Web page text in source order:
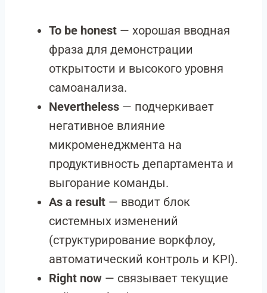
To be honest — хорошая вводная
фраза для демонстрации
открытости и высокого уровня
самоанализа.
Nevertheless — подчеркивает
негативное влияние
микроменеджмента на
продуктивность департамента и
выгорание команды.
As a result — вводит блок
системных изменений
(структурирование воркфлоу,
автоматический контроль и KPI).
Right now — связывает текущие